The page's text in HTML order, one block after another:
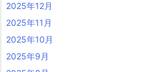
2025年12月
2025年11月
2025年10月
2025年9月